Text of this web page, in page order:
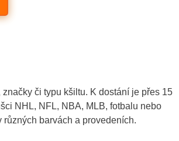
či typu kšiltu. K dostání je přes 15
NHL, NFL, NBA, MLB, fotbalu nebo
barvách a provedeních.